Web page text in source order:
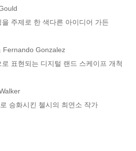
주제로 한 색다른 아이디어 가든
Fernando Gonzalez
표현되는 디지털 랜드 스케이프 개척
승화시킨 첼시의 최연소 작가